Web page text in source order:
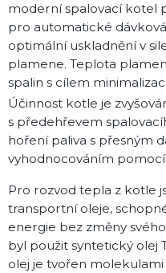
moderní spalovací kotel
pro automatické
optimální uskladnění v
plamene. Teplota
spalin s cílem
Účinnost kotle je
s předehřevem
hoření paliva s přesným
vyhodnocováním
Pro rozvod tepla z kotle
transportní oleje,
energie bez změny
byl použit syntetický olej
olej je tvořen